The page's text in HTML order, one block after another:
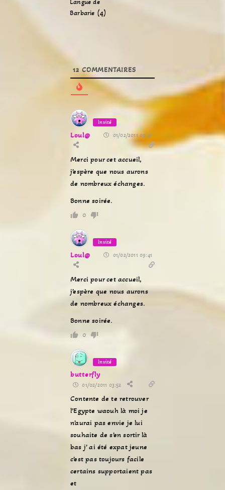
Langue de
Barbarie (4)
12COMMENTAIRES
Invité
Loul@ 01/02/2011 09:41
Merci pour cet accueil,
j’espère que nous aurons
de nombreux échanges.
Bonne soirée.
0
Invité
Loul@ 01/02/2011 09:41
Merci pour cet accueil,
j’espère que nous aurons
de nombreux échanges.
Bonne soirée.
0
Invité
butterfly
01/02/2011 03:52
Contente de te retrouver
l’Egypte waouh là moi je
n’aurai pas envie je lui
souhaite de s’en sortir là
bas j’ ai été expat jeune
c’est pas toujours facile
certains supportaient pas
et